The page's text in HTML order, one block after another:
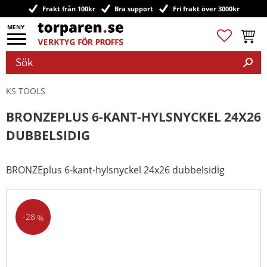
Meny
Frakt från 100kr Bra support Fri frakt över 3000kr
Favoriter
KS TOOLS
BRONZEPLUS 6-KANT-HYLSNYCKEL 24X26
DUBBELSIDIG
BRONZEplus 6-kant-hylsnyckel 24x26 dubbelsidig
28 %